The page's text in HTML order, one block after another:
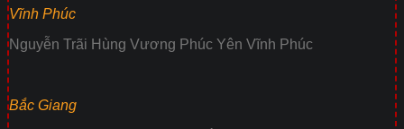
Vĩnh Phúc
Nguyễn Trãi Hùng Vương Phúc Yên Vĩnh Phúc
Bắc Giang